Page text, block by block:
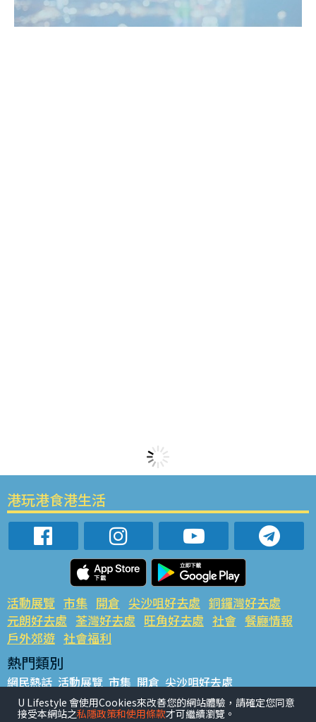
港玩港食港生活
活動展覽 市集 開倉 尖沙咀好去處 銅鑼灣好去處
元朗好去處 荃灣好去處 旺角好去處 社會 餐廳情報
戶外郊遊 社會福利
熱門類別
網民熱話 活動展覽 市集 開倉 尖沙咀好去處
銅鑼灣好去處 元朗好去處 荃灣好去處 旺角好去處 社會
餐廳情報 戶外郊遊
U Lifestyle 會使用Cookies來改善您的網站體驗，請確定您同意
接受本網站之私隱政策和使用條款才可繼續瀏覽。